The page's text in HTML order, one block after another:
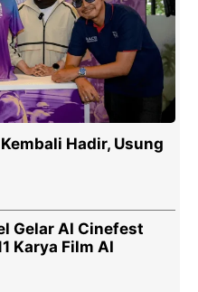
Hadir, Usung
Gelar AI Cinefest
Karya Film AI